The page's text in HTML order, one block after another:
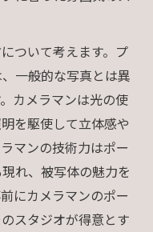
ついて考えます。プ
一般的な写真とは異
カメラマンは光の使
を駆使して立体感や
マンの技術力はポー
れ、被写体の魅力を
にカメラマンのポー
スタジオが得意とす